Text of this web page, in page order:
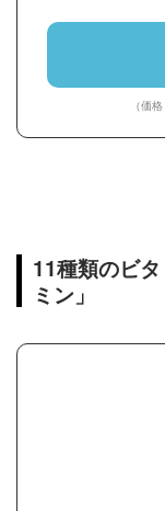
（価
11種類のビ
ミン」